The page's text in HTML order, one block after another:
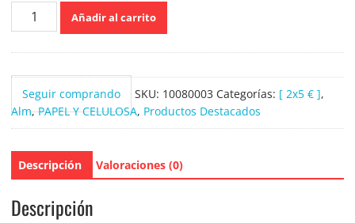
Colhogar
Papel
12
Rollos
cantidad
Añadir al carrito
Seguir comprando SKU: 10080003 Categorías: [ 2x5 € ],
Alm,PAPEL Y CELULOSA, Productos Destacados
Descripción Valoraciones (0)
Descripción